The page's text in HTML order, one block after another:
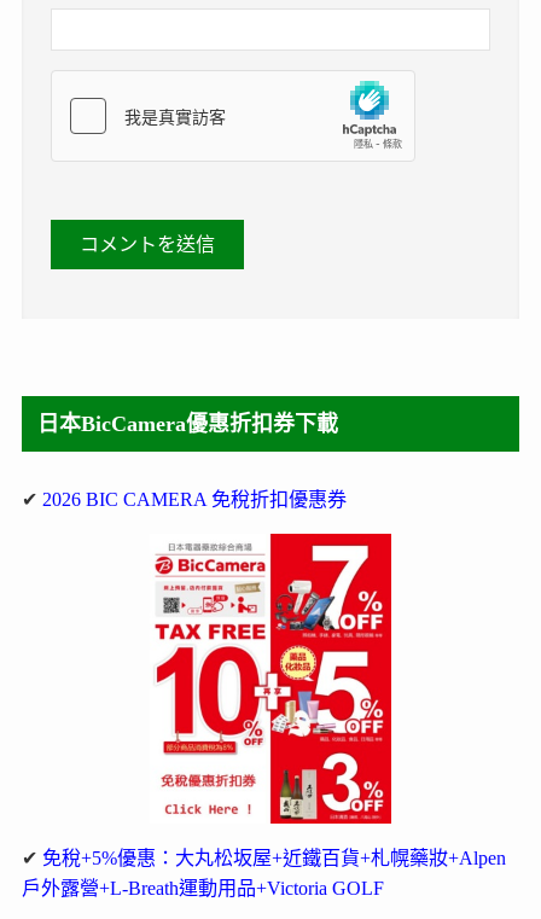
日本BicCamera優惠折扣券下載
✔ 2026 BIC CAMERA 免稅折扣優惠券
✔ 免稅+5%優惠：大丸松坂屋+近鐵百貨+札幌藥妝+Alpen
戶外露營+L-Breath運動用品+Victoria GOLF